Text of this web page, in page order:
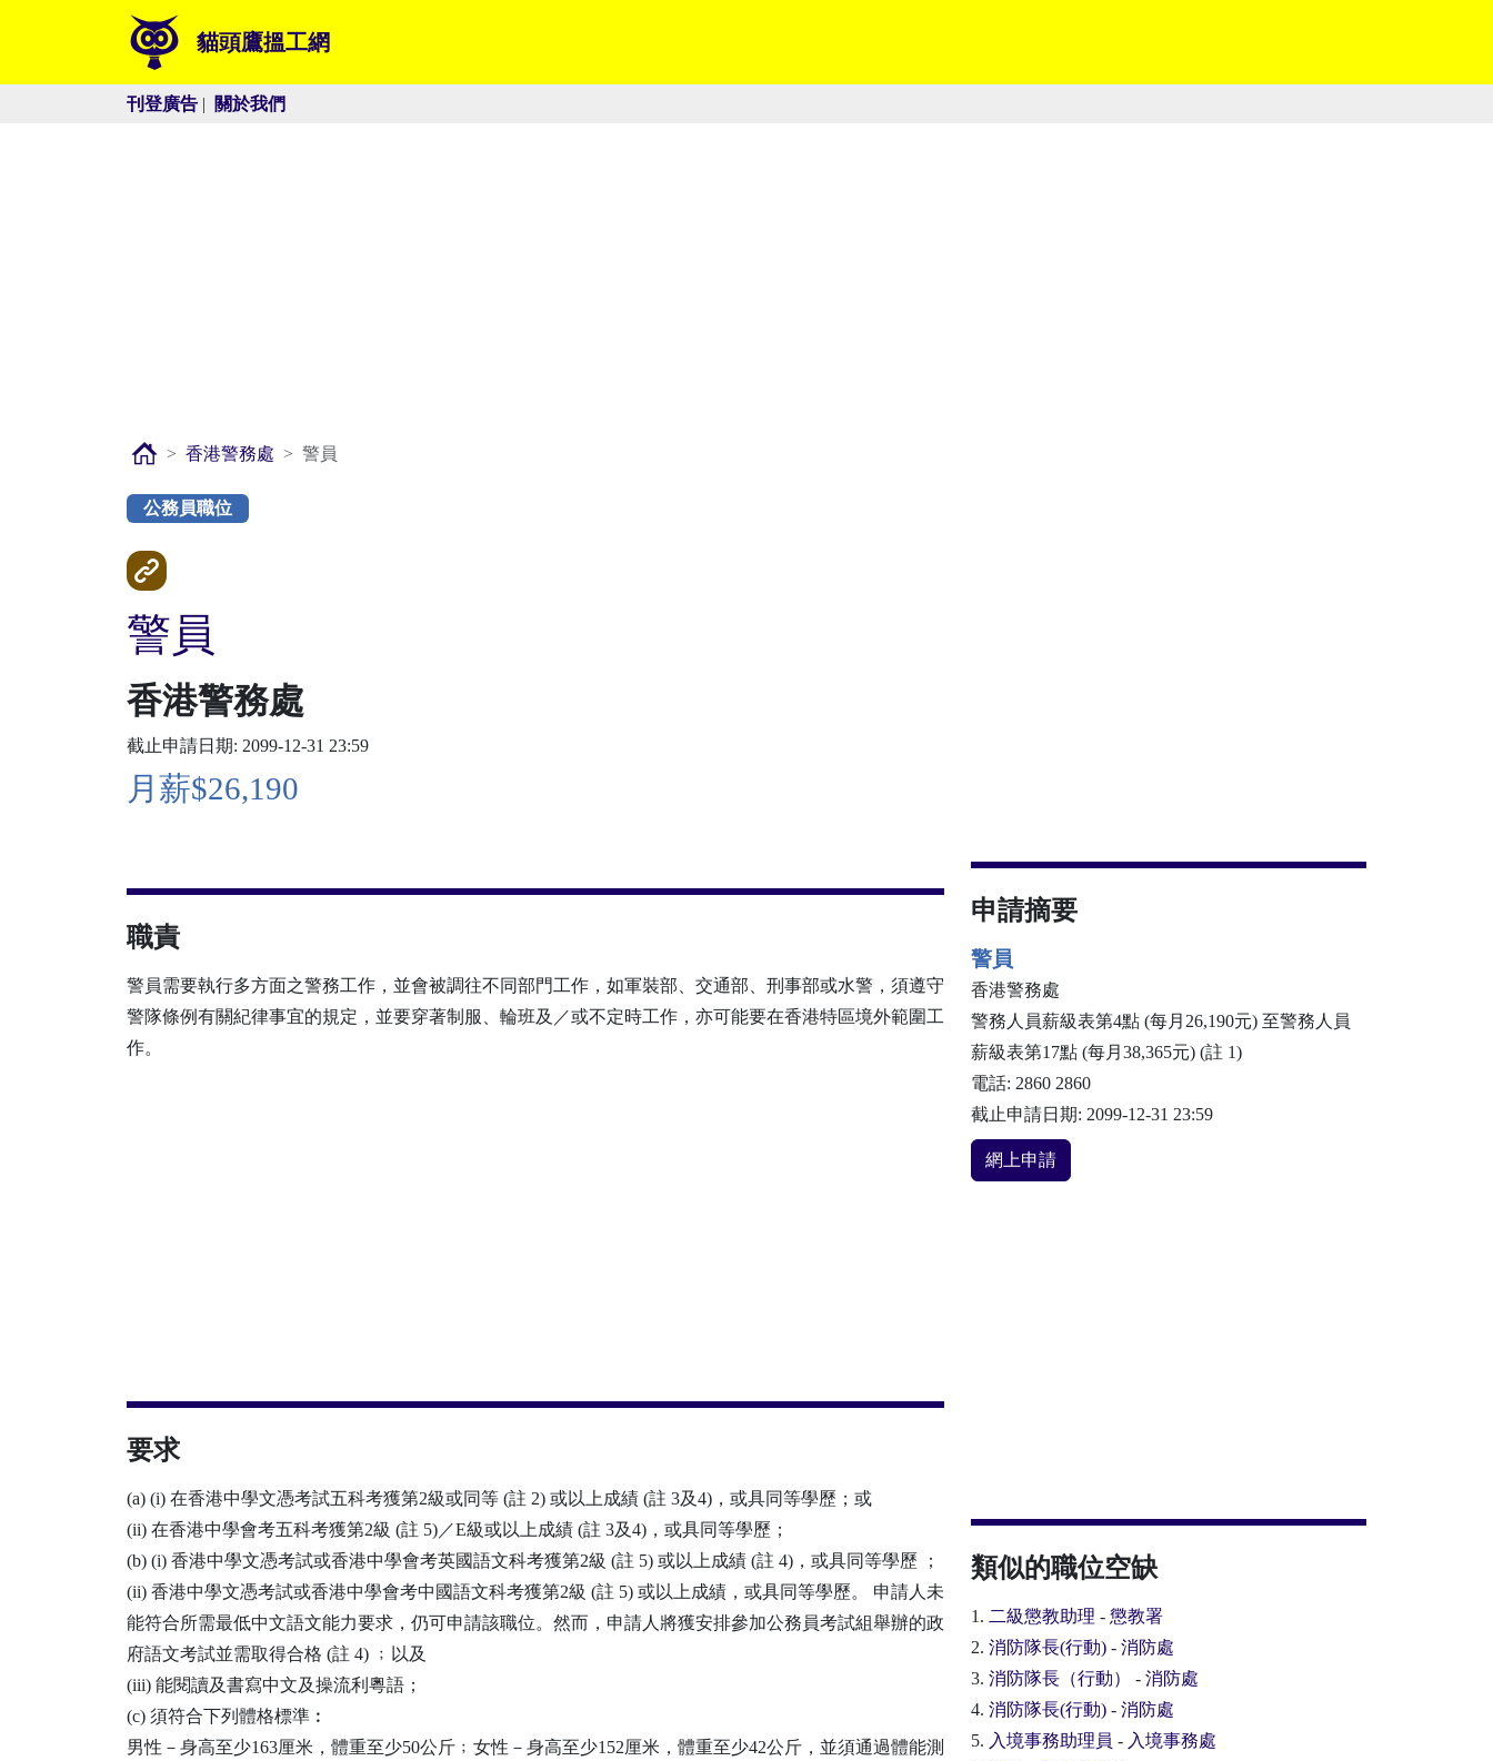
貓頭鷹搵工網
刊登廣告 | 關於我們
香港警務處 警員
公務員職位
警員
香港警務處
截止申請日期: 2099-12-31 23:59
月薪$26,190
職責
警員需要執行多方面之警務工作，並會被調往不同部門工作，如軍裝部、交通部、刑事部或水警，須遵守
警隊條例有關紀律事宜的規定，並要穿著制服、輪班及／或不定時工作，亦可能要在香港特區境外範圍工
作。
要求
(a) (i) 在香港中學文憑考試五科考獲第2級或同等 (註 2) 或以上成績 (註 3及4)，或具同等學歷；或
(ii) 在香港中學會考五科考獲第2級 (註 5)／E級或以上成績 (註 3及4)，或具同等學歷；
(b) (i) 香港中學文憑考試或香港中學會考英國語文科考獲第2級 (註 5) 或以上成績 (註 4)，或具同等學歷 ；
(ii) 香港中學文憑考試或香港中學會考中國語文科考獲第2級 (註 5) 或以上成績，或具同等學歷。 申請人未
能符合所需最低中文語文能力要求，仍可申請該職位。然而，申請人將獲安排參加公務員考試組舉辦的政
府語文考試並需取得合格 (註 4) ﹔以及
(iii) 能閱讀及書寫中文及操流利粵語；
(c) 須符合下列體格標準︰
男性－身高至少163厘米，體重至少50公斤﹔女性－身高至少152厘米，體重至少42公斤，並須通過體能測
申請摘要
警員
香港警務處
警務人員薪級表第4點 (每月26,190元) 至警務人員
薪級表第17點 (每月38,365元) (註 1)
電話: 2860 2860
截止申請日期: 2099-12-31 23:59
網上申請
類似的職位空缺
1. 二級懲教助理 - 懲教署
2. 消防隊長(行動) - 消防處
3. 消防隊長（行動） - 消防處
4. 消防隊長(行動) - 消防處
5. 入境事務助理員 - 入境事務處